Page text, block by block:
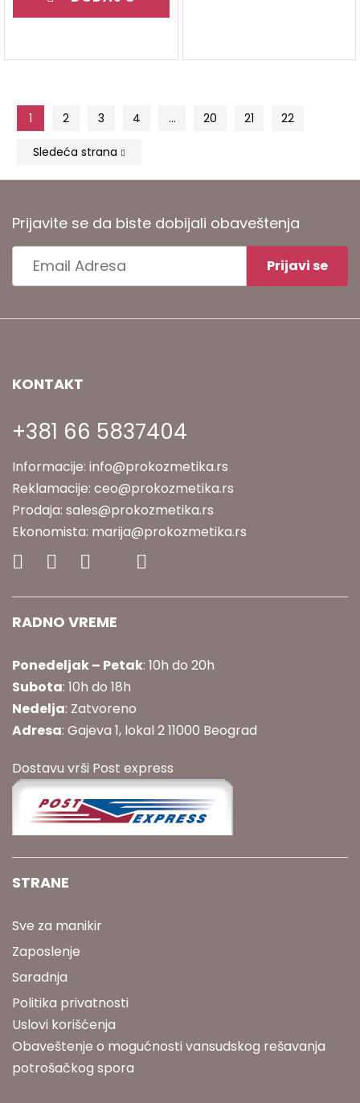
1 2 3 4 … 20 21 22
Sledeća strana
Prijavite se da biste dobijali obaveštenja
KONTAKT
+381 66 5837404
Informacije: info@prokozmetika.rs
Reklamacije: ceo@prokozmetika.rs
Prodaja: sales@prokozmetika.rs
Ekonomista: marija@prokozmetika.rs
RADNO VREME
Ponedeljak – Petak: 10h do 20h
Subota: 10h do 18h
Nedelja: Zatvoreno
Adresa: Gajeva 1, lokal 2 11000 Beograd
Dostavu vrši Post express
STRANE
Sve za manikir
Zaposlenje
Saradnja
Politika privatnosti
Uslovi korišćenja
Obaveštenje o mogućnosti vansudskog rešavanja
potrošačkog spora